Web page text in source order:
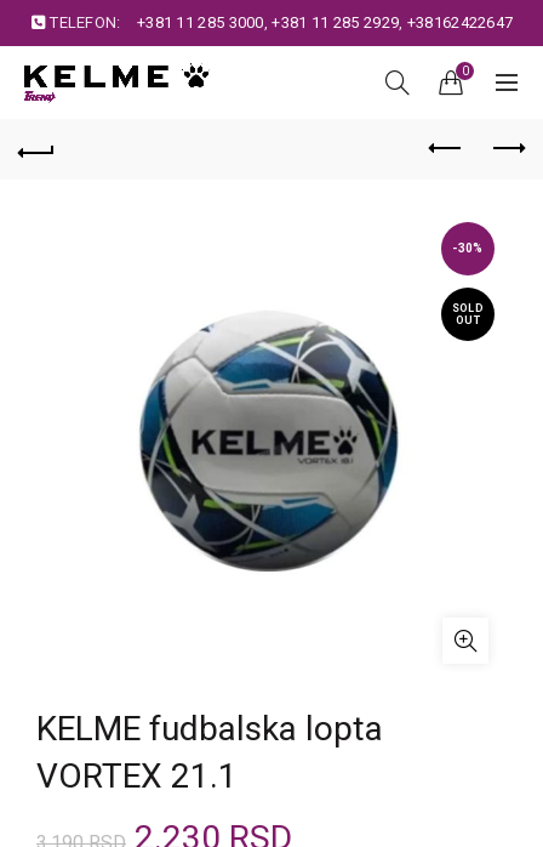
TELEFON: +381 11 285 3000,+381 11 285 2929, +38162422647
0
-30%
SOLD
OUT
KELME fudbalska lopta
VORTEX 21.1
Originalna
2.230 RSD